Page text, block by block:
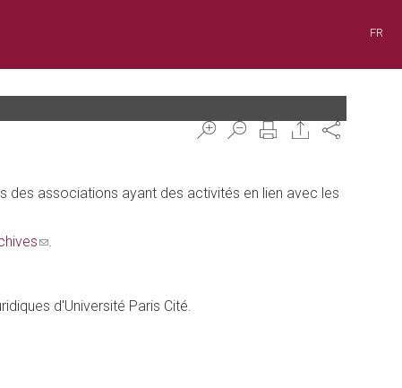
FR
Share
des associations ayant des activités en lien avec les
(link
mail)
.
d'Université Paris Cité.